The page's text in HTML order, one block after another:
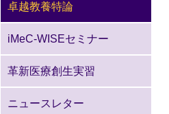
卓越教養特論
iMeC-WISEセミナー
革新医療創生実習
ニュースレター